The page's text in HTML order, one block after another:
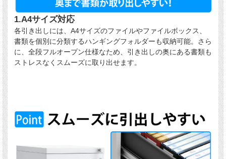
1.A4サイズ対応
各引き出しには、A4サイズのファイルやファイルボックス、
書類を個別に分類するハンギングフォルダーも収納可能。さら
に、全段フルオープン仕様なため、引き出しの奥にある書類も
ストレスなくスムーズに取り出せます。